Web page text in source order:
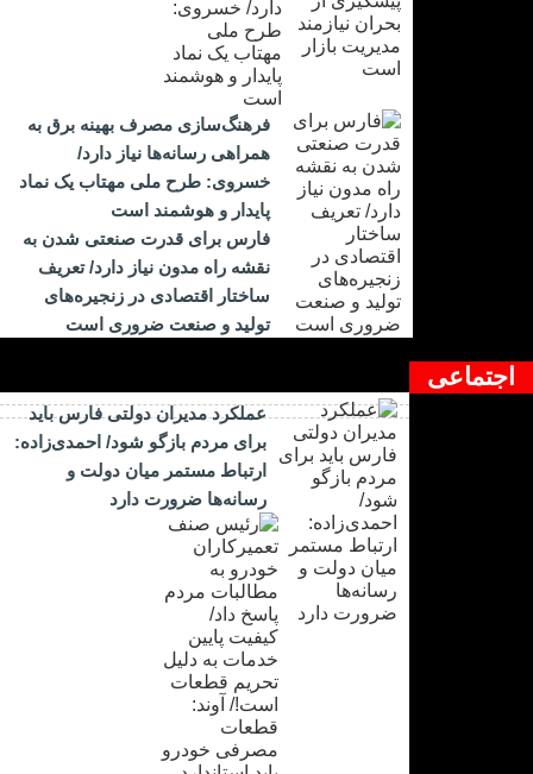
فرهنگ‌سازی مصرف بهینه برق به
همراهی رسانه‌ها نیاز دارد/
خسروی: طرح ملی مهتاب یک نماد
پایدار و هوشمند است
فارس برای قدرت صنعتی شدن به
نقشه راه مدون نیاز دارد/ تعریف
ساختار اقتصادی در زنجیره‌های
تولید و صنعت ضروری است
اجتماعی
عملکرد مدیران دولتی فارس باید
برای مردم بازگو شود/ احمدی‌زاده:
ارتباط مستمر میان دولت و
رسانه‌ها ضرورت دارد